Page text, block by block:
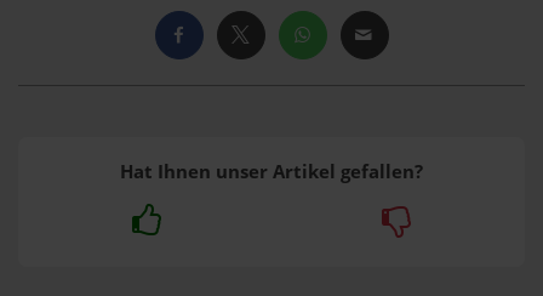
Hat Ihnen unser Artikel gefallen?